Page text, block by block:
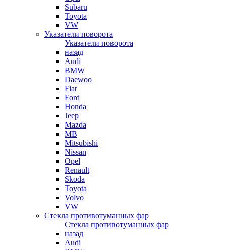
Subaru
Toyota
VW
Указатели поворота
Указатели поворота
назад
Audi
BMW
Daewoo
Fiat
Ford
Honda
Jeep
Mazda
MB
Mitsubishi
Nissan
Opel
Renault
Skoda
Toyota
Volvo
VW
Стекла противотуманных фар
Стекла противотуманных фар
назад
Audi